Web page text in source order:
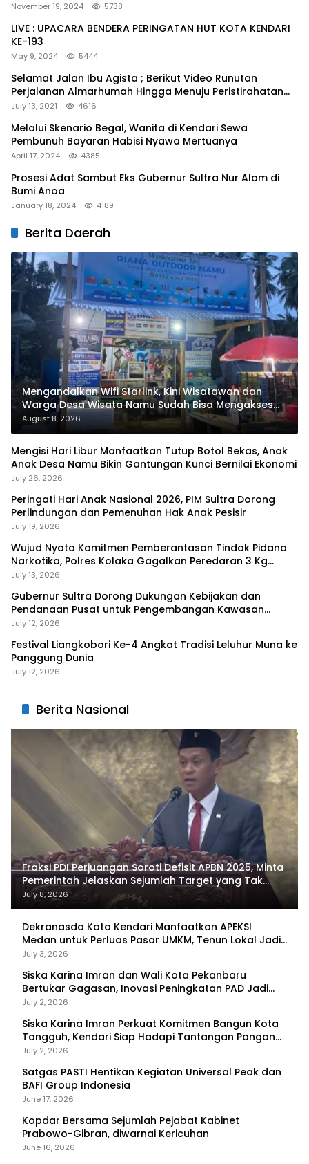
November 19, 2024 5738
LIVE : UPACARA BENDERA PERINGATAN HUT KOTA KENDARI
KE-193
May 9, 2024 5444
Selamat Jalan Ibu Agista ; Berikut Video Runutan
Perjalanan Almarhumah Hingga Menuju Peristirahatan
Terakhir
July 13, 2021 4616
Melalui Skenario Begal, Wanita di Kendari Sewa
Pembunuh Bayaran Habisi Nyawa Mertuanya
April 17, 2024 4385
Prosesi Adat Sambut Eks Gubernur Sultra Nur Alam di
Bumi Anoa
January 18, 2024 4189
Berita Daerah
Mengandalkan Wifi Starlink, Kini Wisatawan dan
Warga Desa Wisata Namu Sudah Bisa Mengakses
Transaksi Digital
August 8, 2026
Mengisi Hari Libur Manfaatkan Tutup Botol Bekas, Anak
Anak Desa Namu Bikin Gantungan Kunci Bernilai Ekonomi
July 26, 2026
Peringati Hari Anak Nasional 2026, PIM Sultra Dorong
Perlindungan dan Pemenuhan Hak Anak Pesisir
July 19, 2026
Wujud Nyata Komitmen Pemberantasan Tindak Pidana
Narkotika, Polres Kolaka Gagalkan Peredaran 3 Kg
Sabu-Sabu
July 13, 2026
Gubernur Sultra Dorong Dukungan Kebijakan dan
Pendanaan Pusat untuk Pengembangan Kawasan
Liangkobhori
July 12, 2026
Festival Liangkobori Ke-4 Angkat Tradisi Leluhur Muna ke
Panggung Dunia
July 12, 2026
Berita Nasional
Fraksi PDI Perjuangan Soroti Defisit APBN 2025, Minta
Pemerintah Jelaskan Sejumlah Target yang Tak
Tercapai
July 8, 2026
Dekranasda Kota Kendari Manfaatkan APEKSI
Medan untuk Perluas Pasar UMKM, Tenun Lokal Jadi
Primadona
July 3, 2026
Siska Karina Imran dan Wali Kota Pekanbaru
Bertukar Gagasan, Inovasi Peningkatan PAD Jadi
Fokus Diskusi
July 2, 2026
Siska Karina Imran Perkuat Komitmen Bangun Kota
Tangguh, Kendari Siap Hadapi Tantangan Pangan
dan Bencana
July 2, 2026
Satgas PASTI Hentikan Kegiatan Universal Peak dan
BAFI Group Indonesia
June 17, 2026
Kopdar Bersama Sejumlah Pejabat Kabinet
Prabowo-Gibran, diwarnai Kericuhan
June 16, 2026